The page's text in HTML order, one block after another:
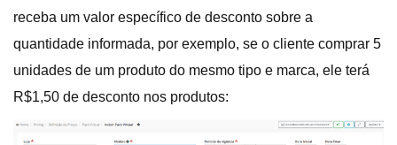
receba um valor específico de desconto sobre a
quantidade informada, por exemplo, se o cliente comprar 5
unidades de um produto do mesmo tipo e marca, ele terá
R$1,50 de desconto nos produtos: